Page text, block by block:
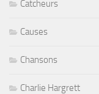
Catcheurs
Causes
Chansons
Charlie Hargrett